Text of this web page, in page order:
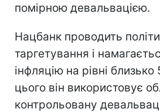
помірною девальвацією.
Нацбанк проводить
таргетування і
інфляцію на рівні
цього він використовує
контрольовану